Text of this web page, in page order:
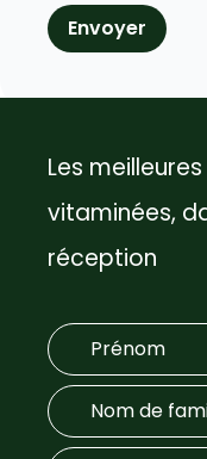
Envoyer
Les
vitaminées,
réception